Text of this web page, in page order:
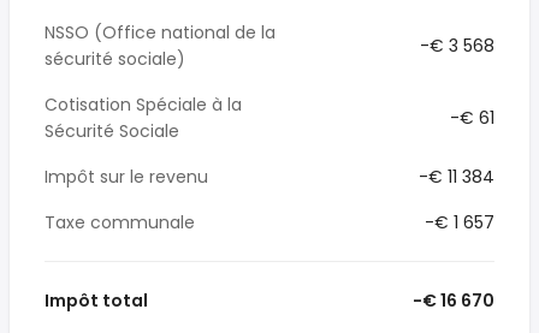
NSSO (Office national de la
sécurité sociale)
-€ 3 568
Cotisation Spéciale à la
Sécurité Sociale
-€ 61
Impôt sur le revenu
-€ 11 384
Taxe communale
-€ 1 657
Impôt total -€ 16 670